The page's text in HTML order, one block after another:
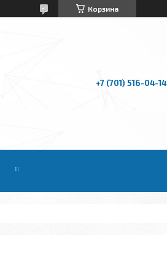
Корзина
+7 (701) 516-04-14